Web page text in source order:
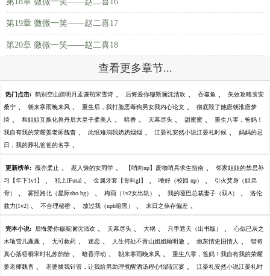
第19章 微微一笑——赵二喜17
第20章 微微一笑——赵二喜18
查看更多章节...
热门点击: 鹤别空山踏明月孟谦荀宋雪诗 、 后悔爱你穆斯澜沈清欢 、 吞噬鱼 、 失效攻略裴安
桑宁 、 朝来寒雨晚来风 、 重生后，我打脸恶毒狗男女我内心论文 、 彻底毁了她唐朝淮唐梦
绮 、 和姐姐互换化兽丹后大皇子柔美人 、 暗香 、 天幕尽头 、 甜蜜蜜 、 重生八零，爸妈！
我自有我的荣耀姜老师魏杳 、 此恨难消我奶奶烟烟 、 江晏礼安然小说江晏礼时候 、 妈妈的忌
日，我的葬礼爸爸的名字 、
更新榜单: 薇亦柔止 、 惹人慊的女同学 、 【哨向np】废物哨兵求生指南 、 邻家姐姐的禁忌补
习【年下1v1】 、 犯上[Futa] 、 金属牙套【骨科gl】 、 嗜好（校园 np） 、 引火焚身（姐弟
骨） 、 雾照路北（星际abo bg） 、 梅雨（1v2女出轨） 、 我的哑巴总裁妻子（双A） 、 洛伦
兹力[1v2] 、 不合理秘密 、 放过我（nph暗黑） 、 末日之倖存偏差 、
完本小说: 后悔爱你穆斯澜沈清欢 、 天幕尽头 、 大祸 、 只手遮天（出书版） 、 心似已灰之
木项雪儿鹿鹿 、 无可救药 、 迷恋 、 人生何处不青山姐姐顾明澈 、 炮灰情史旧情人 、 错将
真心落梧桐宋时礼苏韵怡 、 暗香浮动 、 朝来寒雨晚来风 、 重生八零，爸妈！我自有我的荣耀
姜老师魏杳 、 老婆拔我针管，让我给男助理煮醒酒汤程心怡陆沉宴 、 江晏礼安然小说江晏礼时